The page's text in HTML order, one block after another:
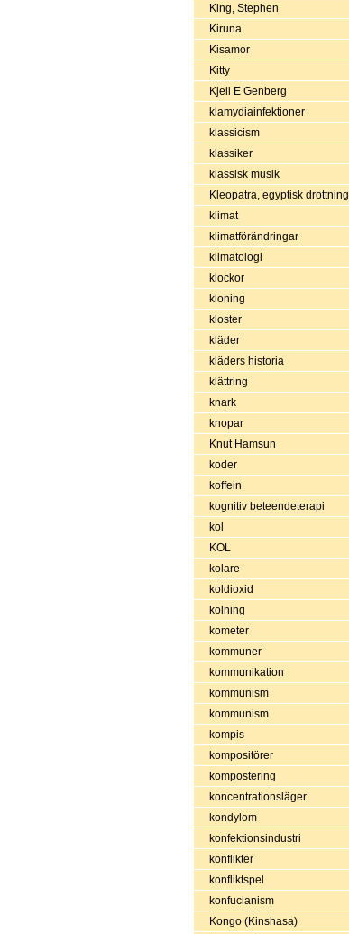
King, Stephen
Kiruna
Kisamor
Kitty
Kjell E Genberg
klamydiainfektioner
klassicism
klassiker
klassisk musik
Kleopatra, egyptisk drottning
klimat
klimatförändringar
klimatologi
klockor
kloning
kloster
kläder
kläders historia
klättring
knark
knopar
Knut Hamsun
koder
koffein
kognitiv beteendeterapi
kol
KOL
kolare
koldioxid
kolning
kometer
kommuner
kommunikation
kommunism
kommunism
kompis
kompositörer
kompostering
koncentrationsläger
kondylom
konfektionsindustri
konflikter
konfliktspel
konfucianism
Kongo (Kinshasa)